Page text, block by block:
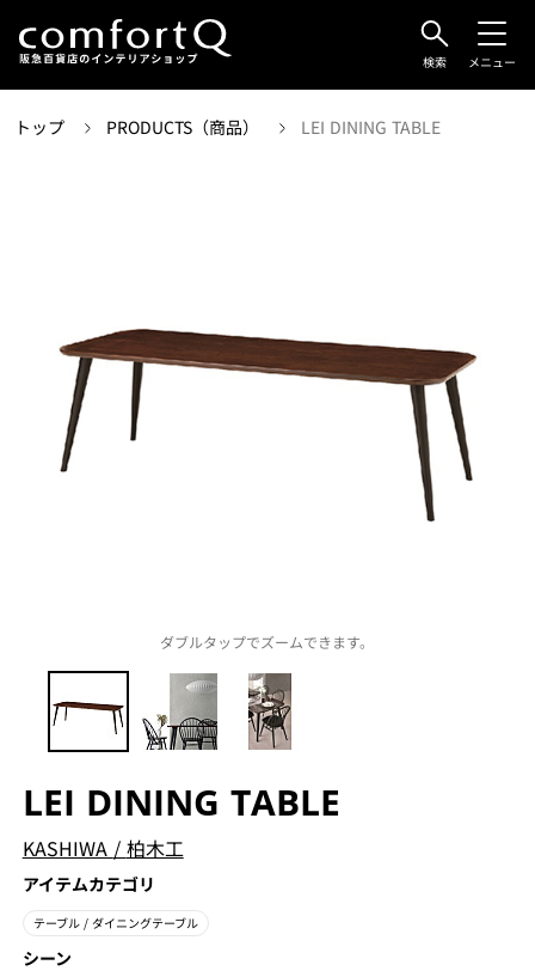
検索 メニュー
トップ PRODUCTS（商品） LEI DINING TABLE
ダブルタップでズームできます。
LEI DINING TABLE
KASHIWA / 柏木工
アイテムカテゴリ
テーブル / ダイニングテーブル
シーン